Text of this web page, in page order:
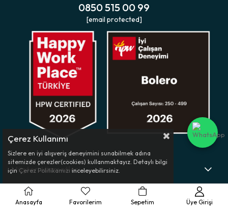
0850 515 00 99
[email protected]
Müşteri Hizmetleri
Ürün Rehberi
Çerez Kullanımı
Sizlere en iyi alışveriş deneyimini sunabilmek adına
sitemizde çerezler(cookies) kullanmaktayız. Detaylı bilgi
için Çerez Politikamızı inceleyebilirsiniz.
Anasayfa Favorilerim Sepetim Üye Girişi